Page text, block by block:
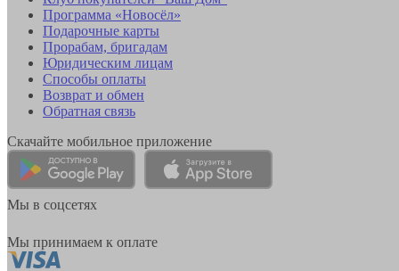
Программа «Новосёл»
Подарочные карты
Прорабам, бригадам
Юридическим лицам
Способы оплаты
Возврат и обмен
Обратная связь
Скачайте мобильное приложение
Мы в соцсетях
Мы принимаем к оплате